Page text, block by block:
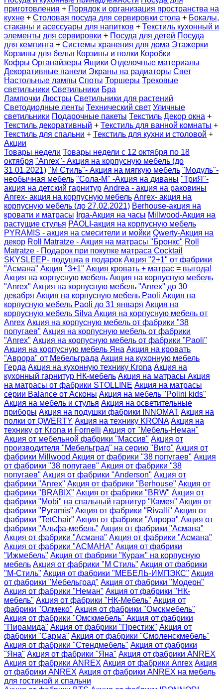
приготовления + Порядок и организация пространства на
кухне + Столовая посуда для сервировки стола + Бокалы,
стаканы и асессуары для напитков + Текстиль кухонный и
элементы для сервировки + Посуда для детей Посуда
для кемпинга + Системы хранения для дома Этажерки
Корзины для белья Корзины и полки Коробки
Кофры Органайзеры Ящики Отделочные материалы
Декоративные панели Экраны на радиаторы Свет
Настольные лампы Споты Торшеры Трековые
светильники Светильники Бра
Лампочки Люстры Светильники для растений
Светодиодные ленты Технический свет Уличные
светильники Подарочные пакеты Текстиль Декор окна +
Текстиль декоративный + Текстиль для ванной комнаты +
Текстиль для спальни + Текстиль для кухни и столовой +
Акции
Товары недели Товары недели с 12 октября по 18
октября "Anrex"- Акция на корпусную мебель (до
31.01.2021) "М Стиль"- Акция на мягкую мебель "Модуль"-
необычная мебель "Сола-М" -Акция на диваны "ТриЯ"-
акция на детский гарнитур Andrea - акция на раковины
Anrex- акция на корпусную мебель Anrex- акция на
корпусную мебель (до 27.02.2021) Berhouse-акция на
кровати и матрасы Irga-Акция на часы Millwood-Акция на
растущие стулья PAOLI-акция на корпусную мебель
PYRAMIS - акция на смесители и мойки Qwerty-Акция на
декор Roll Matratze - Акция на матрасы "Бронкс" Roll
Matratze - Подарок при покупке матраса Cocktail
SKYSLEEP- подушка в подарок Акция "2+1" от фабрики
"Асмана" Акция "3+1" Акция кровать + матрас = выгода!
Акция на корпусную мебель Акция на корпусную мебель
"Anrex" Акция на корпусную мебель "Anrex" до 30
декабря Акция на корпусную мебель Paoli Акция на
корпусную мебель Paoli до 31 января Акция на
корпусную мебель Silva Акция на корпусную мебель от
Anrex Акция на корпусную мебель от фабрики "38
попугаев" Акция на корпусную мебель от фабрики
"Anrex" Акция на корпусную мебель от фабрики "​Paoli"
Акция на корпусную мебель Яна Акция на кровать
"Аврора" от Мебельграда Акция на кухонную мебель
Герда Акция на кухонную технику Krona Акция на
кухонный гарнитур НК-мебель Акция на матрасы Акция
на матрасы от фабрики STOLLINE Акция на матрасы
серии Balance от Асконы Акция на мебель "Polini kids"
Акция на мебель и стулья Акция на осветительные
приборы Акция на подушки фабрики INNOMAT Акция на
полки от QWERTY Акция на технику KRONA Акция на
технику от Krona и Fornelli Акция от "Мебель-Неман"
Акция от мебельной фабрики "Массив" Акция от
производителя "Мебельград" на серию "Виго" Акция от
фабрики Millwood Акция от фабрики "38 попугаев" Акция
от фабрики "38 попугаев" Акция от фабрики "38
попугаев" Акция от фабрики "Anderson" Акция от
фабрики "Anrex" Акция от фабрики "Berhouse" Акция от
фабрики "BRABIX" Акция от фабрики "BRW" Акция от
фабрики "Mobi" на спальный гарнитур "Камея" Акция от
фабрики "Pyramis" Акция от фабрики "Rivalli" Акция от
фабрики "TetChair" Акция от фабрики "Аврора" Акция от
фабрики "Альфа-мебель" Акция от фабрики "Асмана"
Акция от фабрики "Асмана" Акция от фабрики "Асмана"
Акция от фабрики "АСМАНА" Акция от фабрики
"Ижмебель" Акция от фабрики "Кураж" на корпусную
мебель Акция от фабрики "М Стиль" Акция от фабрики
"М-Стиль" Акция от фабрики "МЕБЕЛЬ-ИМПЭКС" Акция
от фабрики "Мебельград" Акция от фабрики "Модерн"
Акция от фабрики "Неман" Акция от фабрики "НК-
мебель" Акция от фабрики "НК-Мебель" Акция от
фабрики "Олмеко" Акция от фабрики "Омскмебель"
Акция от фабрики "Омскмебель" Акция от фабрики
"Пирамида" Акция от фабрики "Престиж" Акция от
фабрики "Сарма" Акция от фабрики "Смоленскмебель"
Акция от фабрики "Стендмебель" Акция от фабрики
"Яна" Акция от фабрики "Яна" Акция от фабрики ANREX
Акция от фабрики ANREX Акция от фабрики Anrex Акция
от фабрики ANREX Акция от фабрики ANREX на мебель
для гостиной и спальни